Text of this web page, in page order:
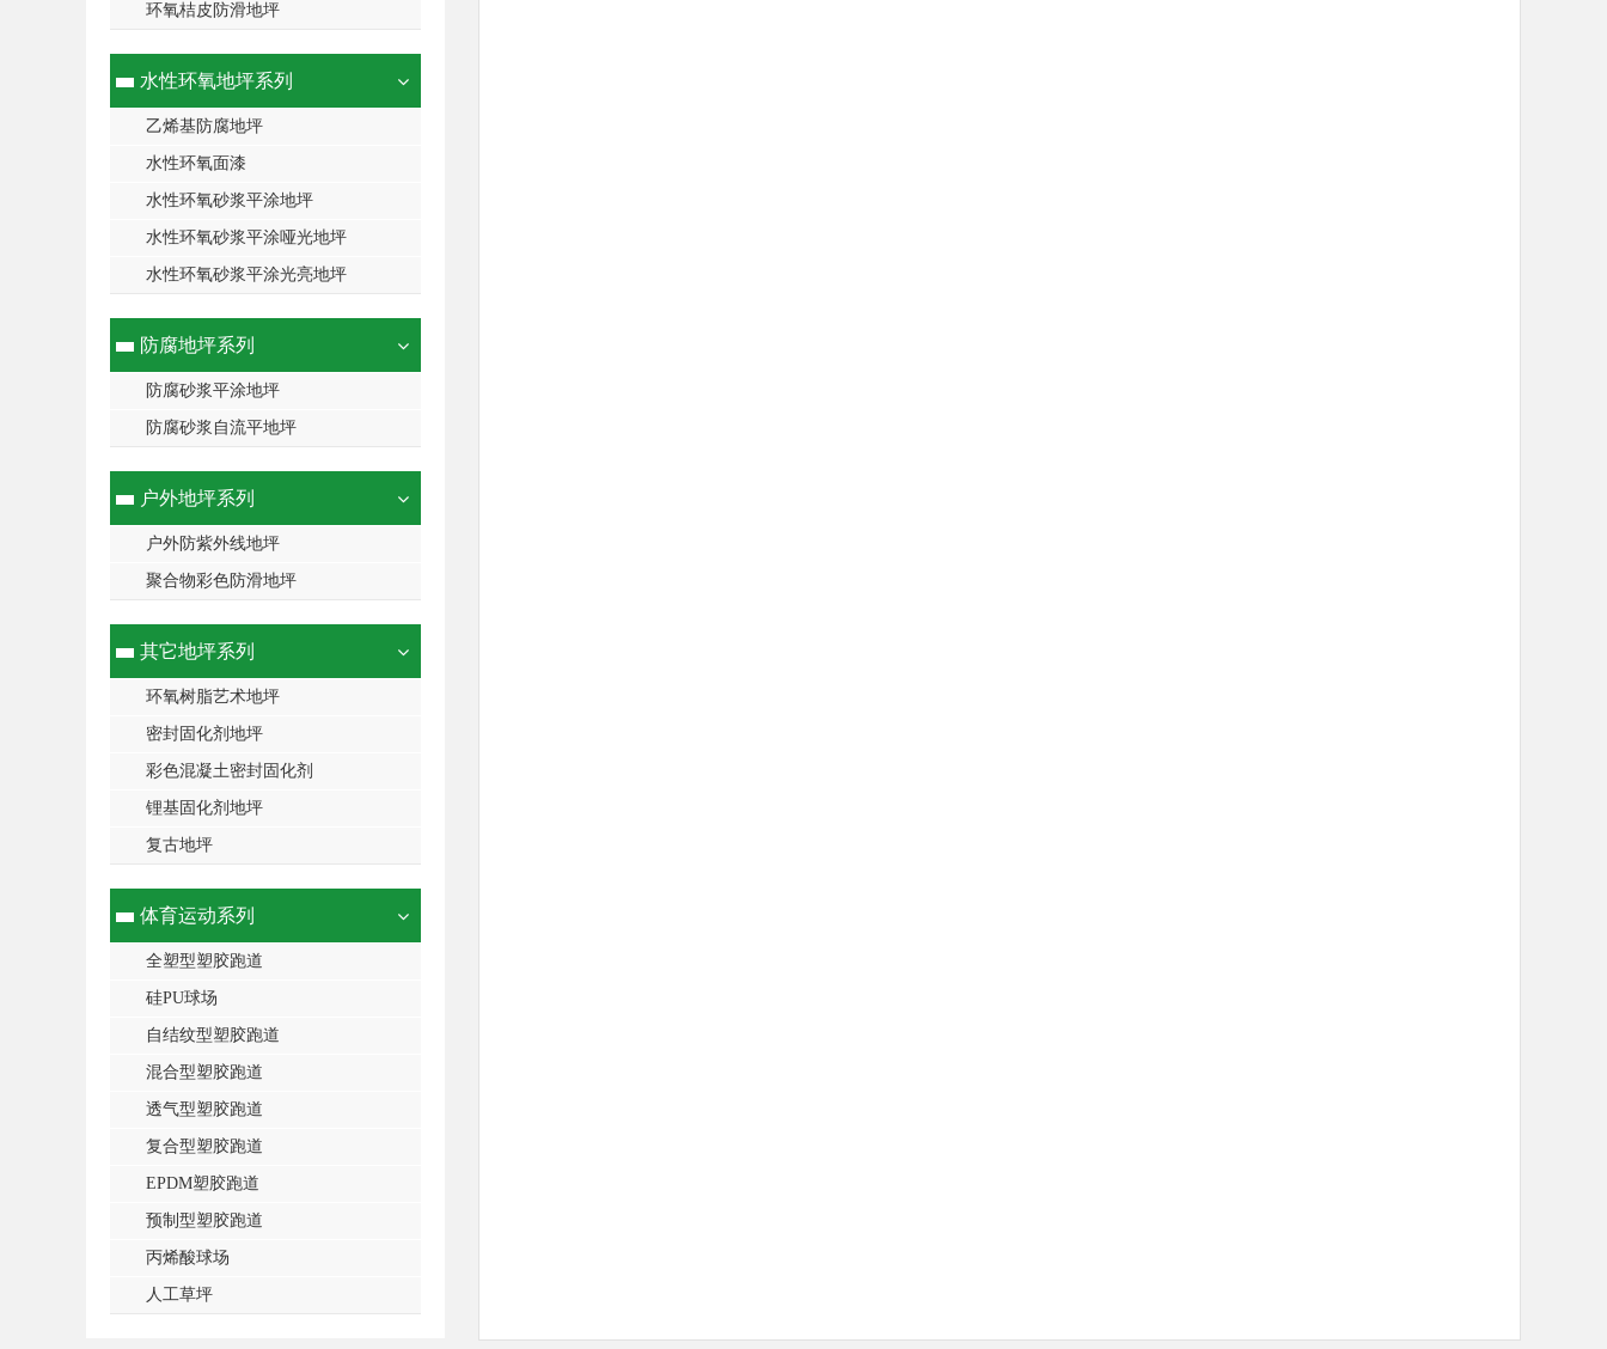
环氧桔皮防滑地坪
水性环氧地坪系列
乙烯基防腐地坪
水性环氧面漆
水性环氧砂浆平涂地坪
水性环氧砂浆平涂哑光地坪
水性环氧砂浆平涂光亮地坪
防腐地坪系列
防腐砂浆平涂地坪
防腐砂浆自流平地坪
户外地坪系列
户外防紫外线地坪
聚合物彩色防滑地坪
其它地坪系列
环氧树脂艺术地坪
密封固化剂地坪
彩色混凝土密封固化剂
锂基固化剂地坪
复古地坪
体育运动系列
全塑型塑胶跑道
硅PU球场
自结纹型塑胶跑道
混合型塑胶跑道
透气型塑胶跑道
复合型塑胶跑道
EPDM塑胶跑道
预制型塑胶跑道
丙烯酸球场
人工草坪